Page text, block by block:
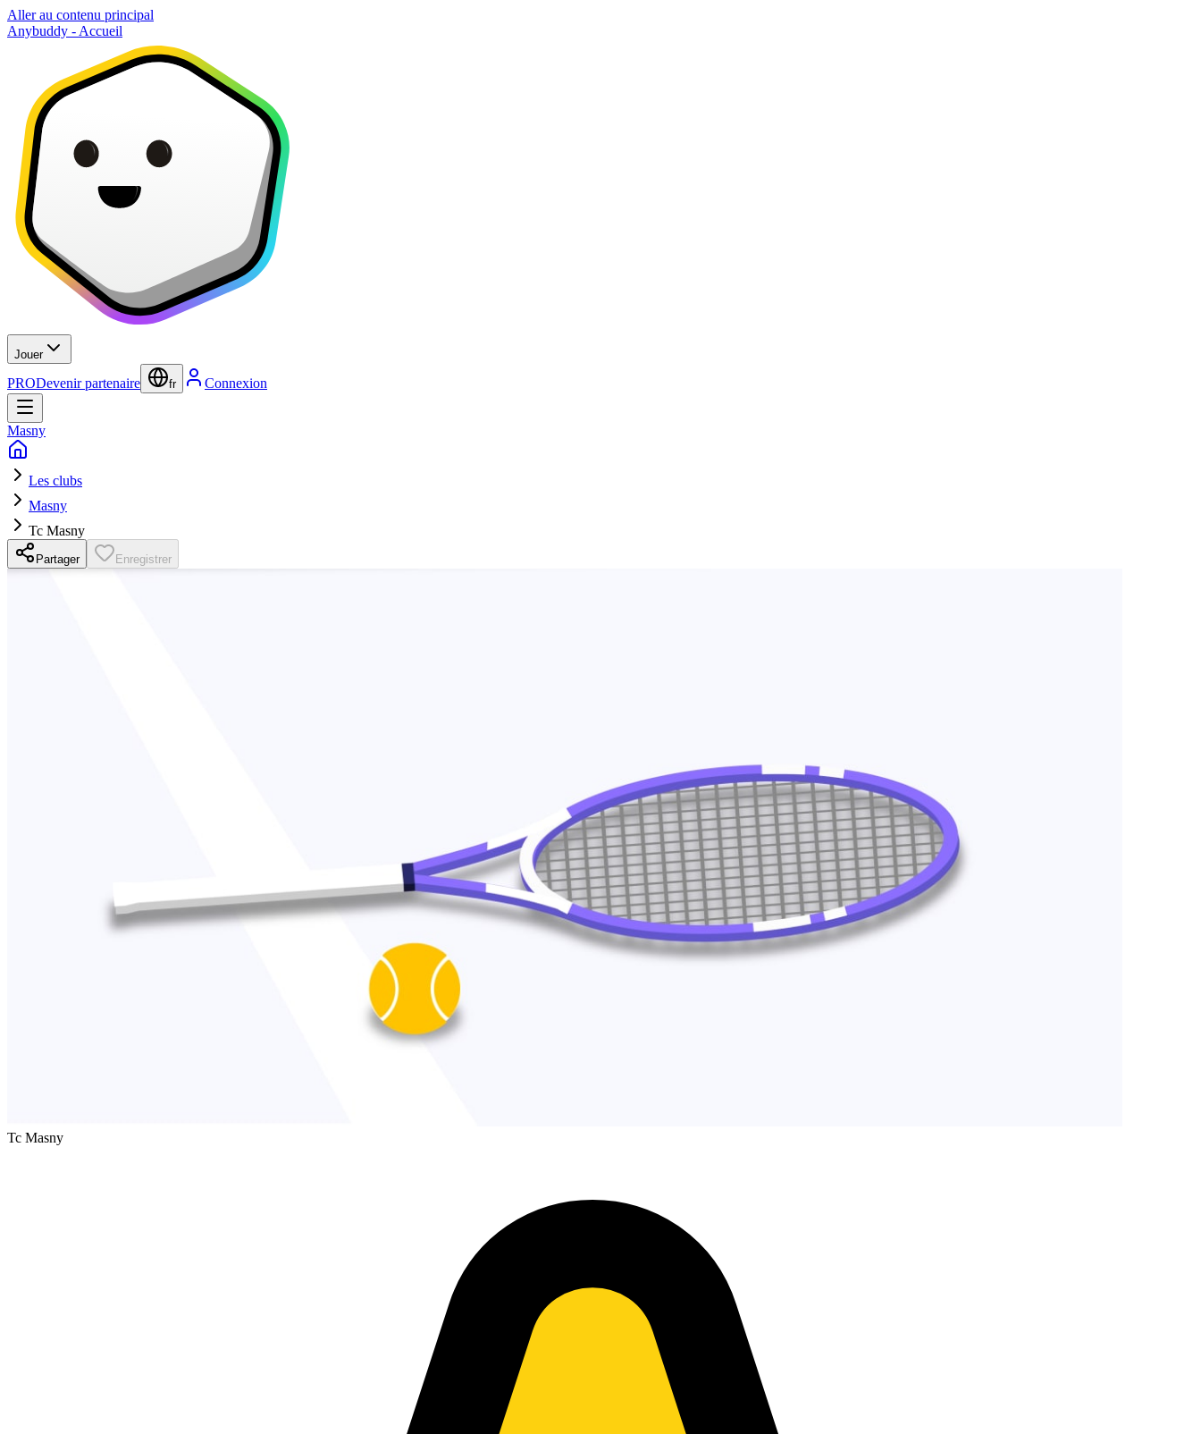
Aller au contenu principal
Anybuddy - Accueil
Jouer
PRODevenir partenaire fr Connexion
Masny
Les clubs
Masny
Tc Masny
Partager Enregistrer
Tc Masny